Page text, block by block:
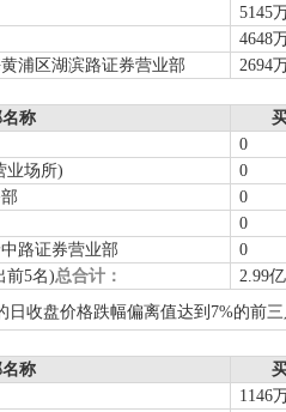
5145
4648
浦区湖滨路证券营业部
2694
称
0
业场所)
0
0
0
路证券营业部
0
前5名)总合计： 2.99亿
日收盘价格跌幅偏离值达到7%的前
称
1146